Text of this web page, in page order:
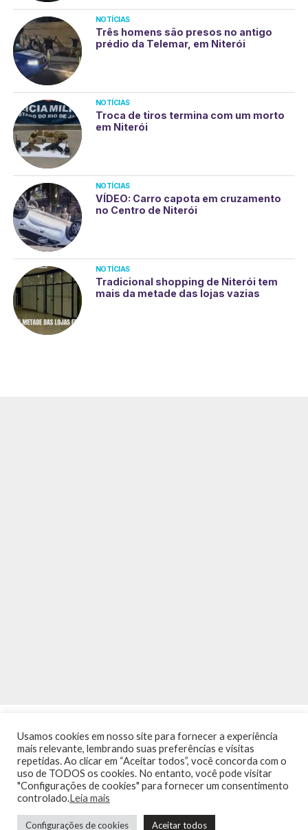
NOTÍCIAS
Três homens são presos no antigo
prédio da Telemar, em Niterói
NOTÍCIAS
Troca de tiros termina com um morto
em Niterói
NOTÍCIAS
VÍDEO: Carro capota em cruzamento
no Centro de Niterói
NOTÍCIAS
Tradicional shopping de Niterói tem
mais da metade das lojas vazias
INÍCIO NOTÍCIAS AGENDA
TERMOS DE USO / POLÍTICA DE PRIVACIDADE
Usamos cookies em nosso site para fornecer a experiência
mais relevante, lembrando suas preferências e visitas
repetidas. Ao clicar em “Aceitar todos”, você concorda com o
uso de TODOS os cookies. No entanto, você pode visitar
"Configurações de cookies" para fornecer um consentimento
controlado.Leia mais
Configurações de cookies Aceitar todos